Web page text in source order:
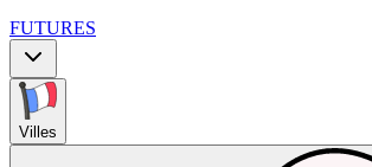
FUTURES
Villes